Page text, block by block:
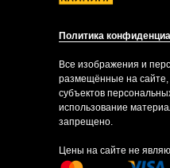
Политика
Все изображения и
размещённые на сайте,
субъектов
использование
запрещено.
Цены на сайте не